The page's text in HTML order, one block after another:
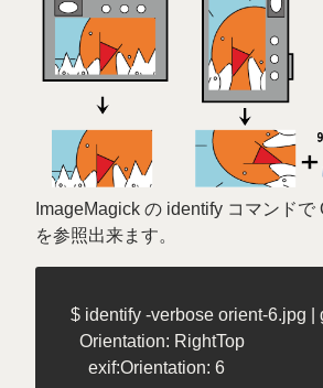
ImageMagick の identify コマンドで
を参照出来ます。
$ identify -verbose orient-6.jpg |
  Orientation: RightTop